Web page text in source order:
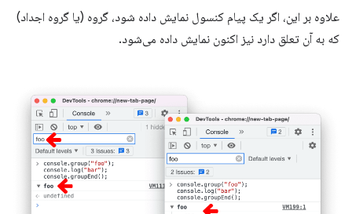
علاوه بر این، اگر یک پیام کنسول نمایش داده شود، گروه (یا گروه اجداد)
که به آن تعلق دارد نیز اکنون نمایش داده می‌شود.